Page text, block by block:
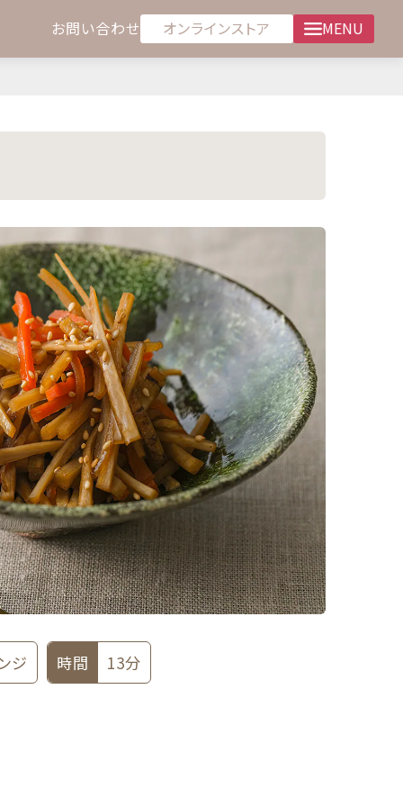
お問い合わせ オンラインストア MENU
ジ 時間 13分